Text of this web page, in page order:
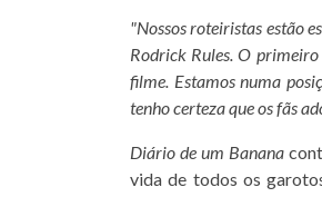
"Nossos roteiristas estão
Rodrick Rules. O primeiro
filme. Estamos numa
tenho certeza que os fãs
Diário de um Banana
vida de todos os